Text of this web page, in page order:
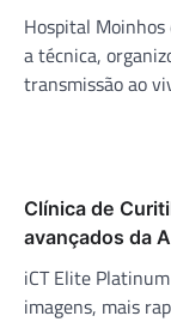
Hospital
a técnica,
transmissão ao
Clínica de
avançados da
iCT Elite
imagens, mais